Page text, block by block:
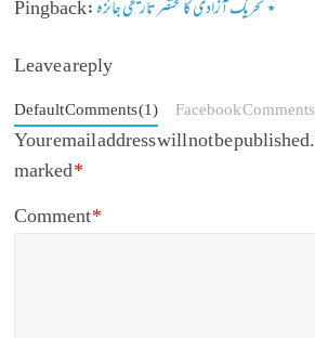
Pingback:
تحریک آزادی کا مختصر تاریخی جائزہ‎ ⋆
Leave a reply
Default Comments (1) Facebook Comments
Your email address will not be published.
marked*
Comment*